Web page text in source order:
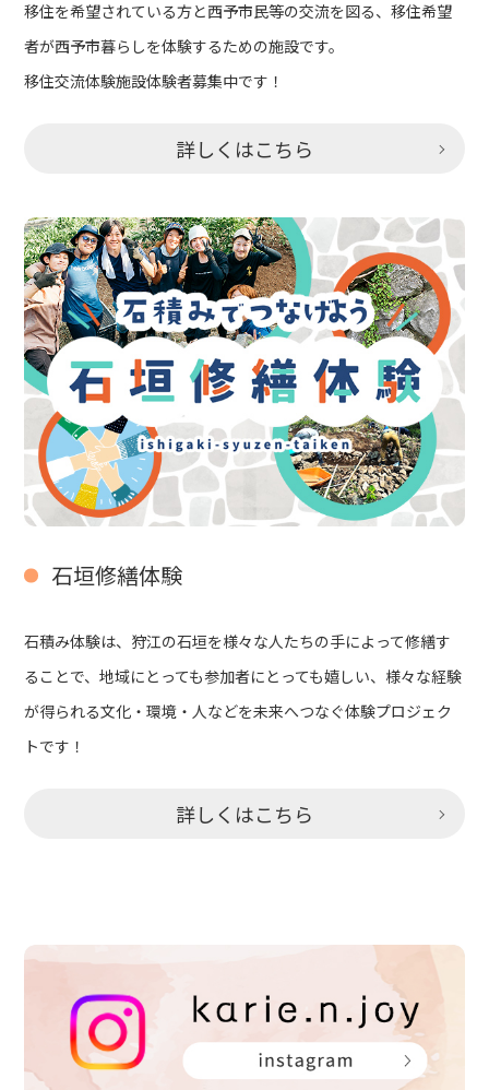
移住を希望されている方と西予市民等の交流を図る、移住希望
者が西予市暮らしを体験するための施設です。
移住交流体験施設体験者募集中です！
詳しくはこちら
石垣修繕体験
石積み体験は、狩江の石垣を様々な人たちの手によって修繕す
ることで、地域にとっても参加者にとっても嬉しい、様々な経験
が得られる文化・環境・人などを未来へつなぐ体験プロジェク
トです！
詳しくはこちら